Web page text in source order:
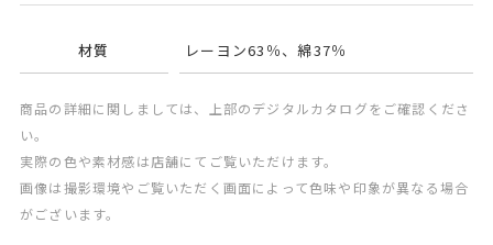
材質 レーヨン63％、綿37％
商品の詳細に関しましては、上部のデジタルカタログをご確認くださ
い。
実際の色や素材感は店舗にてご覧いただけます。
画像は撮影環境やご覧いただく画面によって色味や印象が異なる場合
がございます。